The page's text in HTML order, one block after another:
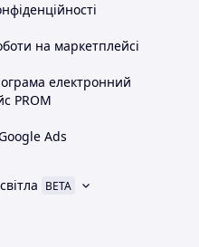
на маркетплейсі
електронний
PROM
Ads
світла BETA